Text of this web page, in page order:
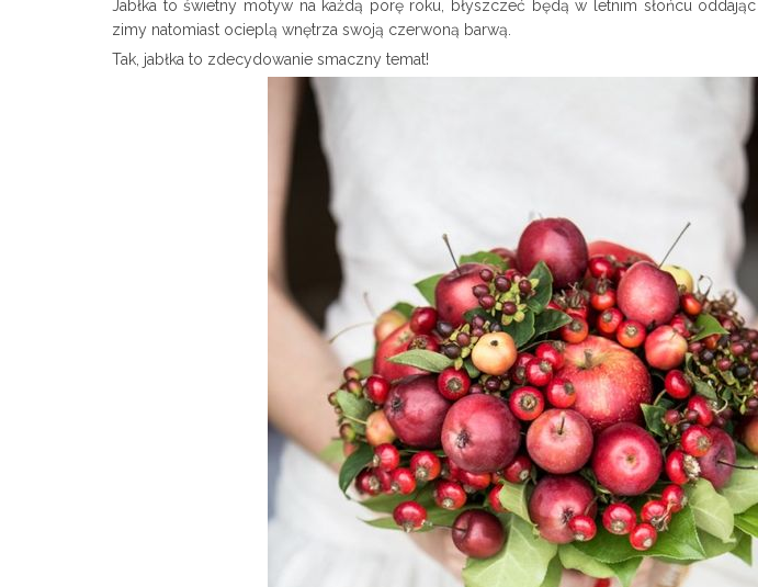
Jabłka to świetny motyw na każdą porę roku, błyszczeć będą w letnim słońcu
zimy natomiast ocieplą wnętrza swoją czerwoną barwą.
Tak, jabłka to zdecydowanie smaczny temat!